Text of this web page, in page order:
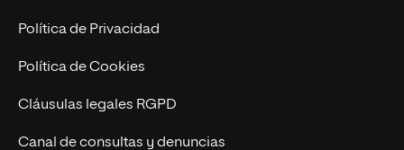
Postgrados
Cursos Universitarios
Trabaja en UNIR
Actualidad
UNIR Revista
Eventos
Política de Privacidad
Política de Cookies
Cláusulas legales RGPD
Canal de consultas y denuncias